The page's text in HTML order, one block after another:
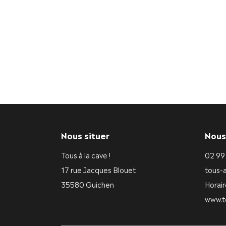
Nous situer
Tous à la cave !
17 rue Jacques Blouet
35580 Guichen
02
tous-